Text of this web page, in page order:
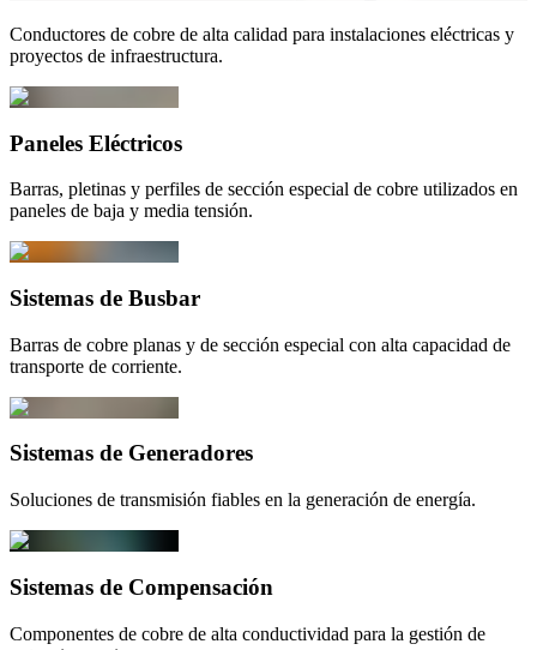
Conductores de cobre de alta calidad para instalaciones eléctricas y
proyectos de infraestructura.
Paneles Eléctricos
Barras, pletinas y perfiles de sección especial de cobre utilizados en
paneles de baja y media tensión.
Sistemas de Busbar
Barras de cobre planas y de sección especial con alta capacidad de
transporte de corriente.
Sistemas de Generadores
Soluciones de transmisión fiables en la generación de energía.
Sistemas de Compensación
Componentes de cobre de alta conductividad para la gestión de